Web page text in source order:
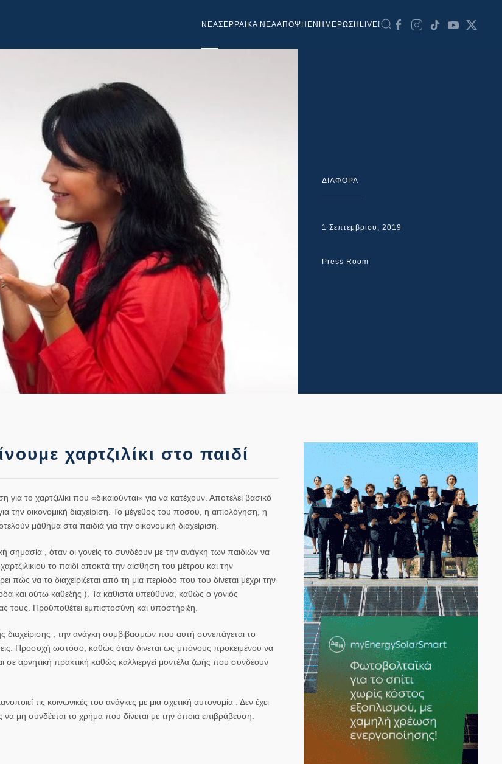
NEAΣΕΡΡΑΙΚΑ ΝΕΑΑΠΟΨΗ ΕΝΗΜΕΡΩΣΗ LIVE!
ΔΙΑΦΟΡΑ
1 Σεπτεμβρίου, 2019
Press Room
χαρτζιλίκι στο παιδί
το χαρτζιλίκι που «δικαιούνται» για να κατέχουν. Αποτελεί βασικό
οικονομική διαχείριση. Το μέγεθος του ποσού, η αιτιολόγηση, η
μάθημα στα παιδιά για την οικονομική διαχείριση.
σημασία , όταν οι γονείς το συνδέουν με την ανάγκη των παιδιών να
το παιδί αποκτά την αίσθηση του μέτρου και την
πώς να το διαχειρίζεται από τη μια περίοδο που του δίνεται μέχρι την
και ούτω καθεξής ). Τα καθιστά υπεύθυνα, καθώς ο γονιός
τους. Προϋποθέτει εμπιστοσύνη και υποστήριξη.
διαχείρισης , την ανάγκη συμβιβασμών που αυτή συνεπάγεται το
Προσοχή ωστόσο, καθώς όταν δίνεται ως μπόνους προκειμένου να
σε αρνητική πρακτική καθώς καλλιεργεί μοντέλα ζωής που συνδέουν
τις κοινωνικές του ανάγκες με μια σχετική αυτονομία . Δεν έχει
μη συνδέεται το χρήμα που δίνεται με την όποια επιβράβευση.